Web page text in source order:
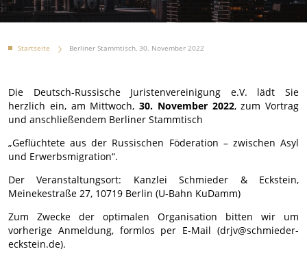
Startseite Berliner Stammtisch, 30. November 2022
Die Deutsch-Russische Juristenvereinigung e.V. lädt Sie
herzlich ein, am Mittwoch, 30. November 2022, zum Vortrag
und anschließendem Berliner Stammtisch
„Geflüchtete aus der Russischen Föderation – zwischen Asyl
und Erwerbsmigration“.
Der Veranstaltungsort: Kanzlei Schmieder & Eckstein,
Meinekestraße 27, 10719 Berlin (U-Bahn KuDamm)
Zum Zwecke der optimalen Organisation bitten wir um
vorherige Anmeldung, formlos per E-Mail (drjv@schmieder-
eckstein.de).